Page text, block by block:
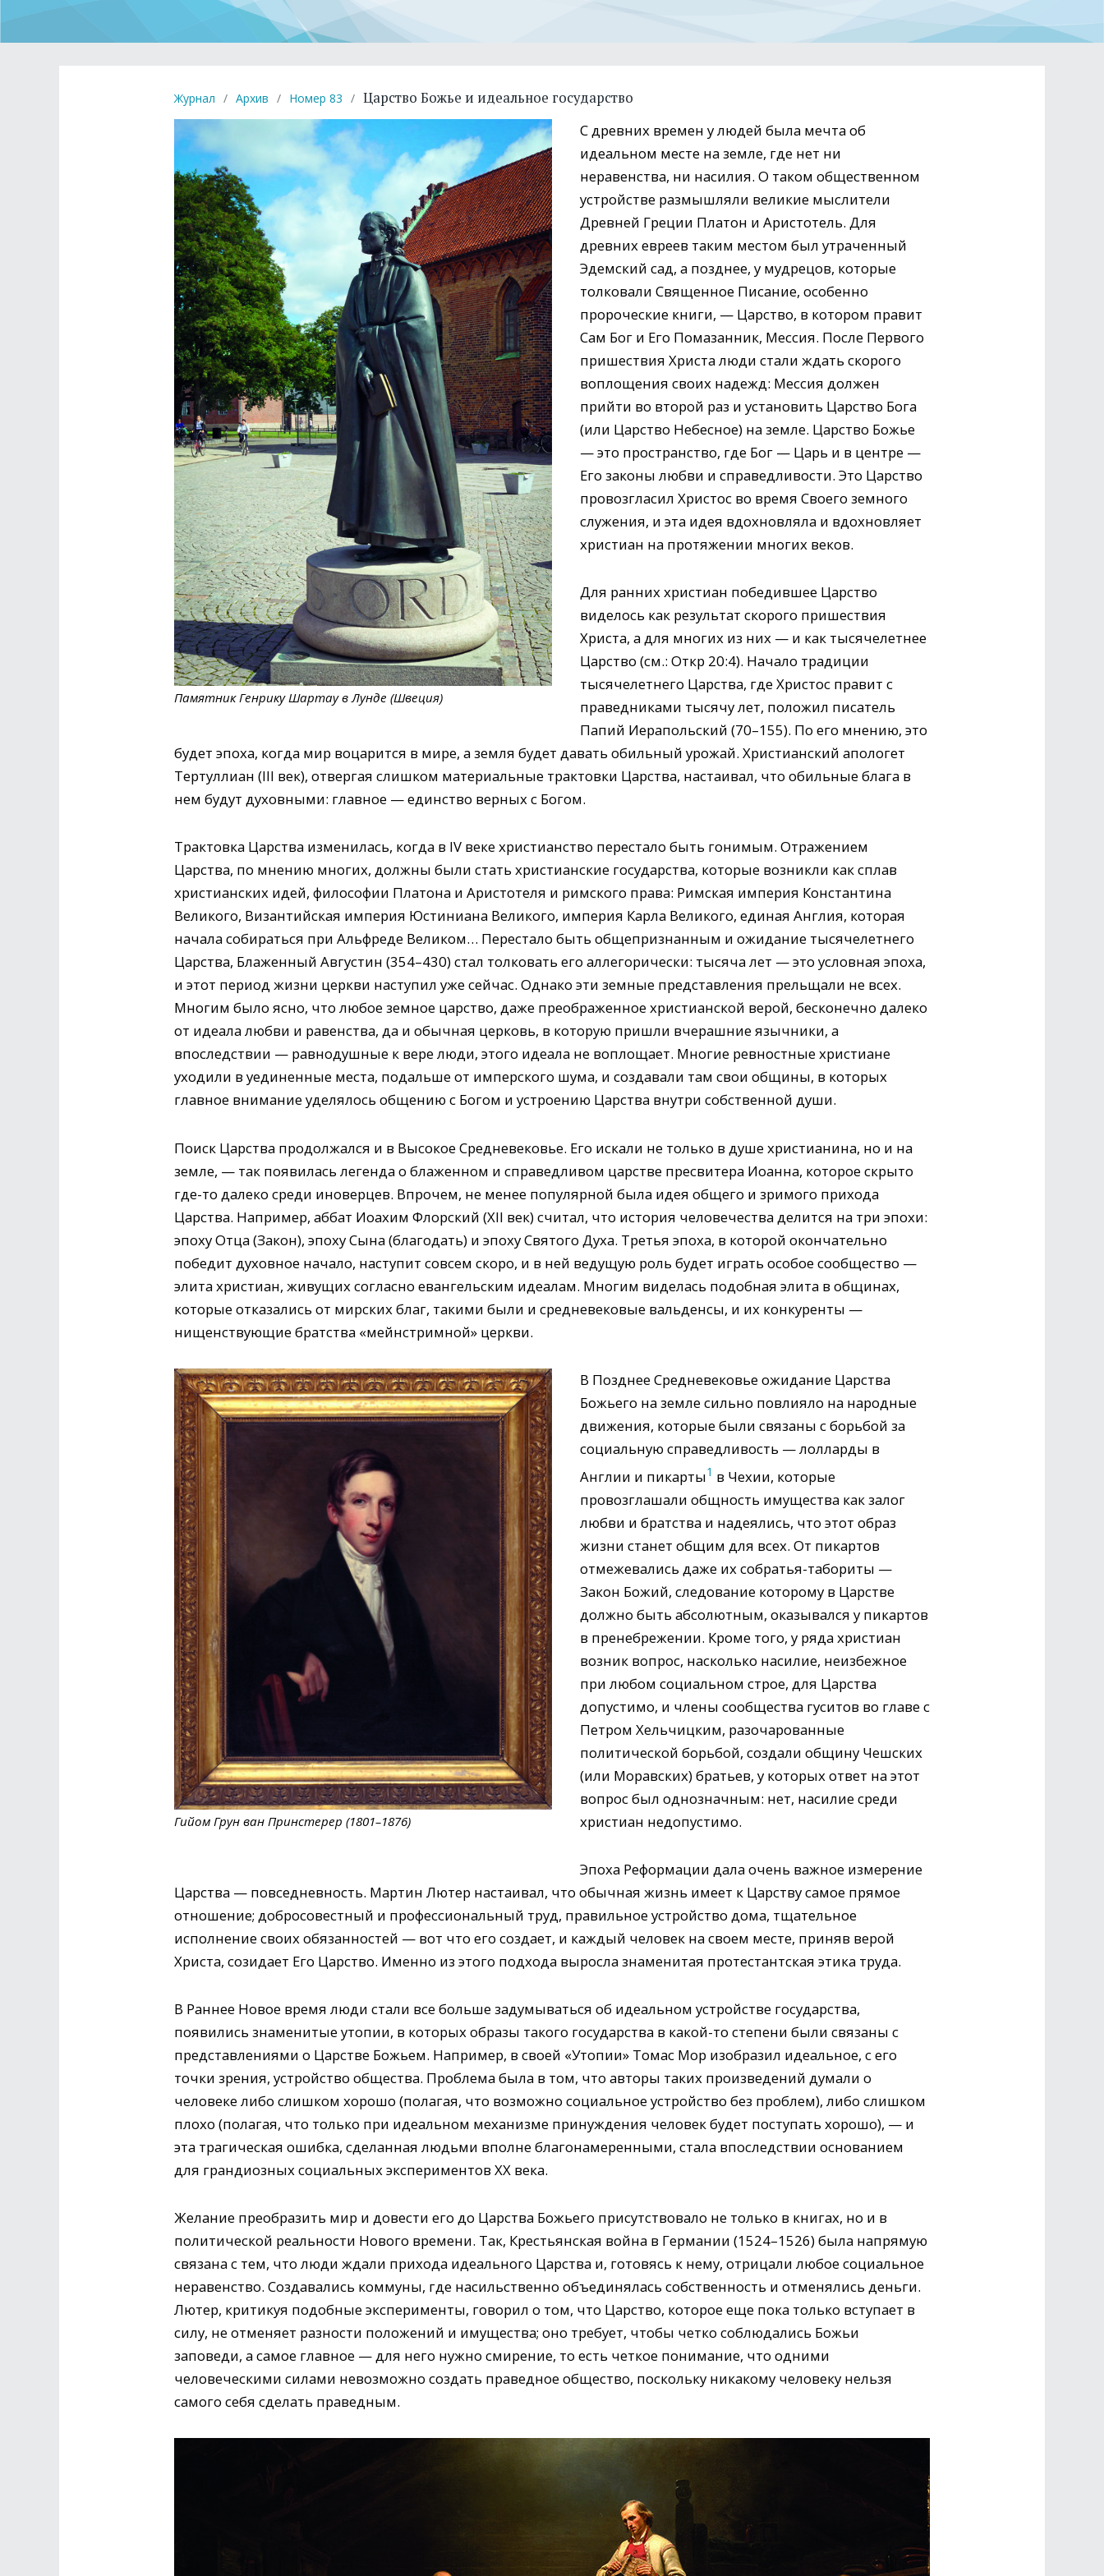
Журнал / Архив / Номер 83 / Царство Божье и идеальное государство
Памятник Генрику Шартау в Лунде (Швеция)
С древних времен у людей была мечта об
идеальном месте на земле, где нет ни
неравенства, ни насилия. О таком общественном
устройстве размышляли великие мыслители
Древней Греции Платон и Аристотель. Для
древних евреев таким местом был утраченный
Эдемский сад, а позднее, у мудрецов, которые
толковали Священное Писание, особенно
пророческие книги, — Царство, в котором правит
Сам Бог и Его Помазанник, Мессия. После Первого
пришествия Христа люди стали ждать скорого
воплощения своих надежд: Мессия должен
прийти во второй раз и установить Царство Бога
(или Царство Небесное) на земле. Царство Божье
— это пространство, где Бог — Царь и в центре —
Его законы любви и справедливости. Это Царство
провозгласил Христос во время Своего земного
служения, и эта идея вдохновляла и вдохновляет
христиан на протяжении многих веков.
Для ранних христиан победившее Царство
виделось как результат скорого пришествия
Христа, а для многих из них — и как тысячелетнее
Царство (см.: Откр 20:4). Начало традиции
тысячелетнего Царства, где Христос правит с
праведниками тысячу лет, положил писатель
Папий Иерапольский (70–155). По его мнению, это
будет эпоха, когда мир воцарится в мире, а земля будет давать обильный урожай. Христианский апологет
Тертуллиан (III век), отвергая слишком материальные трактовки Царства, настаивал, что обильные блага в
нем будут духовными: главное — единство верных с Богом.
Трактовка Царства изменилась, когда в IV веке христианство перестало быть гонимым. Отражением
Царства, по мнению многих, должны были стать христианские государства, которые возникли как сплав
христианских идей, философии Платона и Аристотеля и римского права: Римская империя Константина
Великого, Византийская империя Юстиниана Великого, империя Карла Великого, единая Англия, которая
начала собираться при Альфреде Великом… Перестало быть общепризнанным и ожидание тысячелетнего
Царства, Блаженный Августин (354–430) стал толковать его аллегорически: тысяча лет — это условная эпоха,
и этот период жизни церкви наступил уже сейчас. Однако эти земные представления прельщали не всех.
Многим было ясно, что любое земное царство, даже преображенное христианской верой, бесконечно далеко
от идеала любви и равенства, да и обычная церковь, в которую пришли вчерашние язычники, а
впоследствии — равнодушные к вере люди, этого идеала не воплощает. Многие ревностные христиане
уходили в уединенные места, подальше от имперского шума, и создавали там свои общины, в которых
главное внимание уделялось общению с Богом и устроению Царства внутри собственной души.
Поиск Царства продолжался и в Высокое Средневековье. Его искали не только в душе христианина, но и на
земле, — так появилась легенда о блаженном и справедливом царстве пресвитера Иоанна, которое скрыто
где-то далеко среди иноверцев. Впрочем, не менее популярной была идея общего и зримого прихода
Царства. Например, аббат Иоахим Флорский (XII век) считал, что история человечества делится на три эпохи:
эпоху Отца (Закон), эпоху Сына (благодать) и эпоху Святого Духа. Третья эпоха, в которой окончательно
победит духовное начало, наступит совсем скоро, и в ней ведущую роль будет играть особое сообщество —
элита христиан, живущих согласно евангельским идеалам. Многим виделась подобная элита в общинах,
которые отказались от мирских благ, такими были и средневековые вальденсы, и их конкуренты —
нищенствующие братства «мейнстримной» церкви.
Гийом Грун ван Принстерер (1801–1876)
В Позднее Средневековье ожидание Царства
Божьего на земле сильно повлияло на народные
движения, которые были связаны с борьбой за
социальную справедливость — лолларды в
Англии и пикарты1 в Чехии, которые
провозглашали общность имущества как залог
любви и братства и надеялись, что этот образ
жизни станет общим для всех. От пикартов
отмежевались даже их собратья-табориты —
Закон Божий, следование которому в Царстве
должно быть абсолютным, оказывался у пикартов
в пренебрежении. Кроме того, у ряда христиан
возник вопрос, насколько насилие, неизбежное
при любом социальном строе, для Царства
допустимо, и члены сообщества гуситов во главе с
Петром Хельчицким, разочарованные
политической борьбой, создали общину Чешских
(или Моравских) братьев, у которых ответ на этот
вопрос был однозначным: нет, насилие среди
христиан недопустимо.
Эпоха Реформации дала очень важное измерение
Царства — повседневность. Мартин Лютер настаивал, что обычная жизнь имеет к Царству самое прямое
отношение; добросовестный и профессиональный труд, правильное устройство дома, тщательное
исполнение своих обязанностей — вот что его создает, и каждый человек на своем месте, приняв верой
Христа, созидает Его Царство. Именно из этого подхода выросла знаменитая протестантская этика труда.
В Раннее Новое время люди стали все больше задумываться об идеальном устройстве государства,
появились знаменитые утопии, в которых образы такого государства в какой-то степени были связаны с
представлениями о Царстве Божьем. Например, в своей «Утопии» Томас Мор изобразил идеальное, с его
точки зрения, устройство общества. Проблема была в том, что авторы таких произведений думали о
человеке либо слишком хорошо (полагая, что возможно социальное устройство без проблем), либо слишком
плохо (полагая, что только при идеальном механизме принуждения человек будет поступать хорошо), — и
эта трагическая ошибка, сделанная людьми вполне благонамеренными, стала впоследствии основанием
для грандиозных социальных экспериментов ХХ века.
Желание преобразить мир и довести его до Царства Божьего присутствовало не только в книгах, но и в
политической реальности Нового времени. Так, Крестьянская война в Германии (1524–1526) была напрямую
связана с тем, что люди ждали прихода идеального Царства и, готовясь к нему, отрицали любое социальное
неравенство. Создавались коммуны, где насильственно объединялась собственность и отменялись деньги.
Лютер, критикуя подобные эксперименты, говорил о том, что Царство, которое еще пока только вступает в
силу, не отменяет разности положений и имущества; оно требует, чтобы четко соблюдались Божьи
заповеди, а самое главное — для него нужно смирение, то есть четкое понимание, что одними
человеческими силами невозможно создать праведное общество, поскольку никакому человеку нельзя
самого себя сделать праведным.